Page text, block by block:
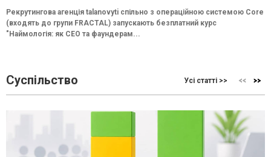
Рекрутингова агенція talanovyti спільно з операційною системою Core
(входять до групи FRACTAL) запускають безплатний курс
"Наймологія: як СEO та фаундерам...
Суспільство Усі статті >>